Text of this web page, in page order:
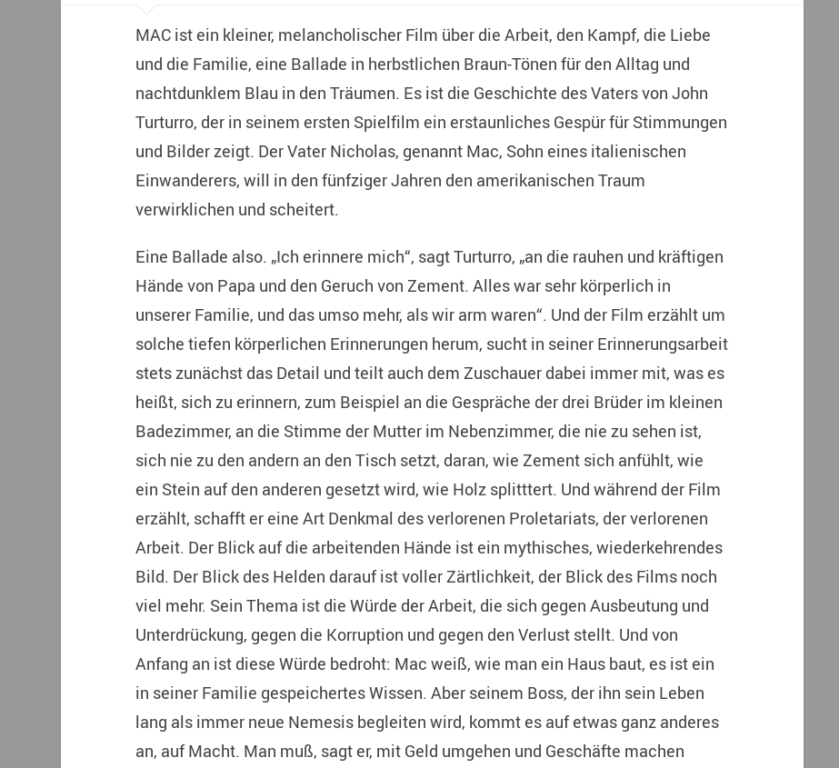
MAC ist ein kleiner, melancholischer Film über die Arbeit, den Kampf, die Liebe
und die Familie, eine Ballade in herbstlichen Braun-Tönen für den Alltag und
nachtdunklem Blau in den Träumen. Es ist die Geschichte des Vaters von John
Turturro, der in seinem ersten Spielfilm ein erstaunliches Gespür für Stimmungen
und Bilder zeigt. Der Vater Nicholas, genannt Mac, Sohn eines italienischen
Einwanderers, will in den fünfziger Jahren den amerikanischen Traum
verwirklichen und scheitert.
Eine Ballade also. „Ich erinnere mich“, sagt Turturro, „an die rauhen und kräftigen
Hände von Papa und den Geruch von Zement. Alles war sehr körperlich in
unserer Familie, und das umso mehr, als wir arm waren“. Und der Film erzählt um
solche tiefen körperlichen Erinnerungen herum, sucht in seiner Erinnerungsarbeit
stets zunächst das Detail und teilt auch dem Zuschauer dabei immer mit, was es
heißt, sich zu erinnern, zum Beispiel an die Gespräche der drei Brüder im kleinen
Badezimmer, an die Stimme der Mutter im Nebenzimmer, die nie zu sehen ist,
sich nie zu den andern an den Tisch setzt, daran, wie Zement sich anfühlt, wie
ein Stein auf den anderen gesetzt wird, wie Holz splitttert. Und während der Film
erzählt, schafft er eine Art Denkmal des verlorenen Proletariats, der verlorenen
Arbeit. Der Blick auf die arbeitenden Hände ist ein mythisches, wiederkehrendes
Bild. Der Blick des Helden darauf ist voller Zärtlichkeit, der Blick des Films noch
viel mehr. Sein Thema ist die Würde der Arbeit, die sich gegen Ausbeutung und
Unterdrückung, gegen die Korruption und gegen den Verlust stellt. Und von
Anfang an ist diese Würde bedroht: Mac weiß, wie man ein Haus baut, es ist ein
in seiner Familie gespeichertes Wissen. Aber seinem Boss, der ihn sein Leben
lang als immer neue Nemesis begleiten wird, kommt es auf etwas ganz anderes
an, auf Macht. Man muß, sagt er, mit Geld umgehen und Geschäfte machen